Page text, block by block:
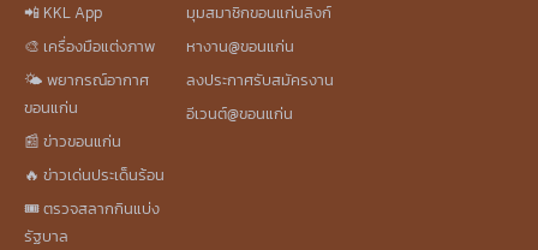
📲 KKL App
🎨 เครื่องมือแต่งภาพ
🌤️ พยากรณ์อากาศ
ขอนแก่น
📰 ข่าวขอนแก่น
🔥 ข่าวเด่นประเด็นร้อน
🎟️ ตรวจสลากกินแบ่ง
รัฐบาล
มุมสมาชิกขอนแก่นลิงก์
หางาน@ขอนแก่น
ลงประกาศรับสมัครงาน
อีเวนต์@ขอนแก่น